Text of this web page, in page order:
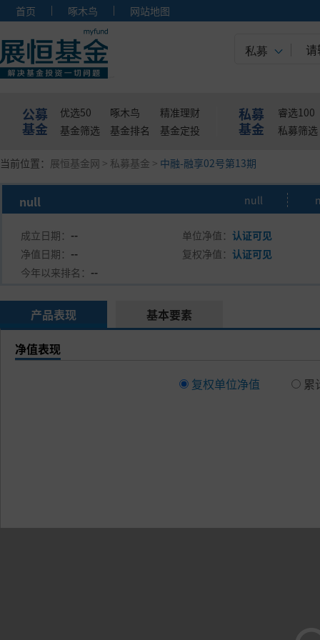
首页 啄木鸟 网站地图
私募
公募
基金
优选50 啄木鸟
精准理财
基金筛选
基金排名 基金定投
私募
基金
睿选100
私募筛选
当前位置： 展恒基金网 > 私募基金 > 中融-融享02号第13期
null null
成立日期： -- 单位净值：认证可见
净值日期： -- 复权净值：认证可见
今年以来排名： --
产品表现 基本要素
净值表现
复权单位净值 累